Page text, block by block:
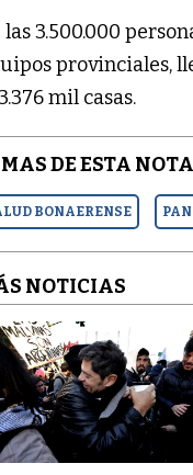
las 3.500.000
provinciales,
mil casas.
DE ESTA
BONAERENSE
NOTICIAS